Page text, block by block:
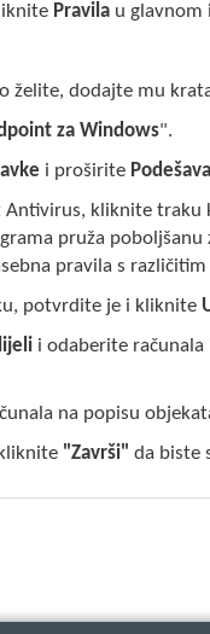
Pravila u glavnom
želite, dodajte mu
za Windows".
i proširite
Antivirus, kliknite traku
pruža
pravila s
potvrdite je i kliknite
i odaberite
na popisu
"Završi" da biste